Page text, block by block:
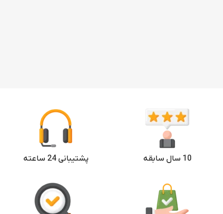
10 سال سابقه پشتیبانی 24 ساعته